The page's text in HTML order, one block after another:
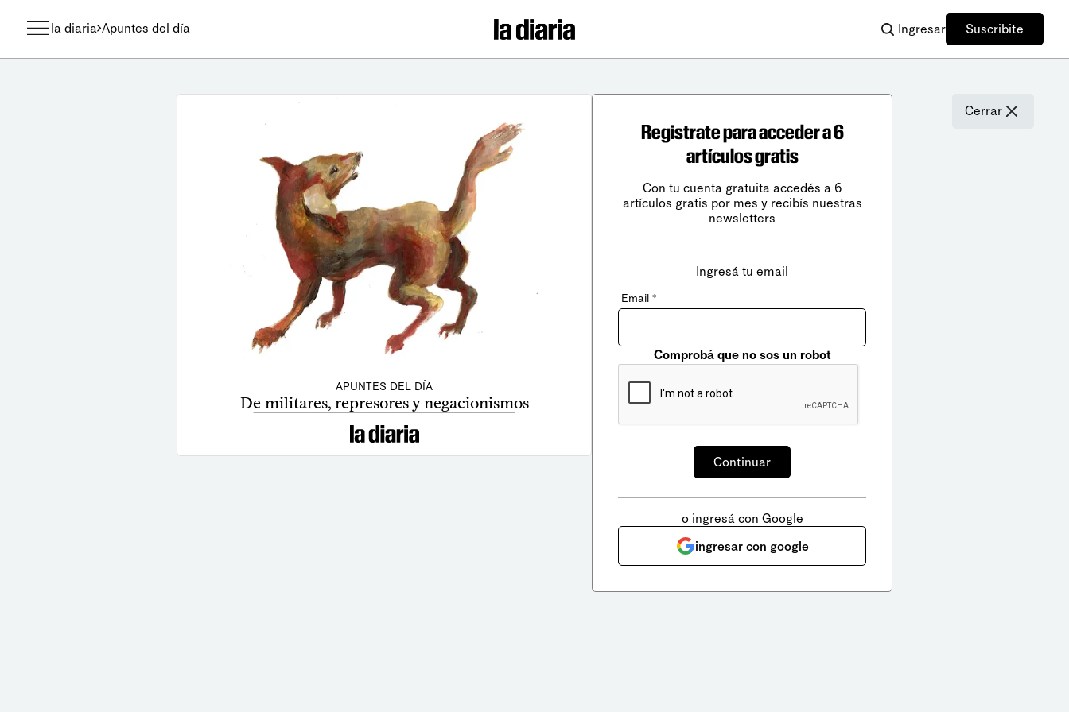
la diaria Apuntes del día Ingresar Suscribite
APUNTES DEL DÍA
De militares, represores y negacionismos
Cerrar
Registrate para acceder a 6
artículos gratis
Con tu cuenta gratuita accedés a 6
artículos gratis por mes y recibís nuestras
newsletters
Ingresá tu email
Email *
Comprobá que no sos un robot
o ingresá con Google
ingresar con google